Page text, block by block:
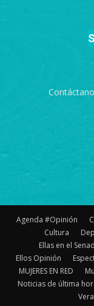
Agenda #Opinión
Cultura
Ellas en el
Ellos Opinión
MUJERES EN RED
Noticias de última